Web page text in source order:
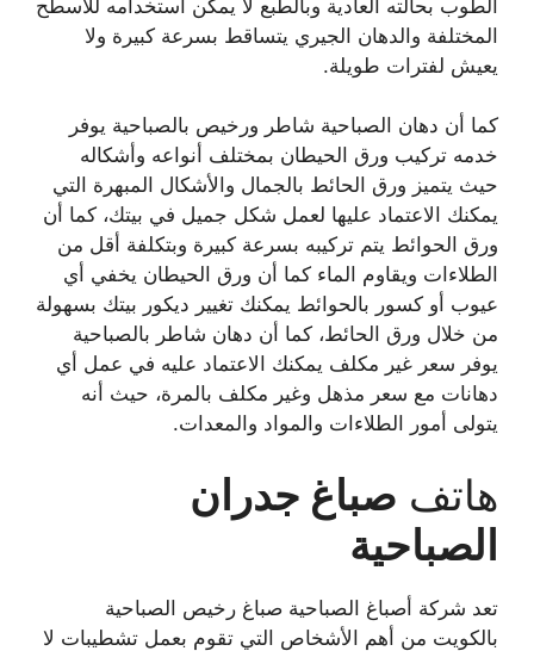
الطوب بحالته العادية وبالطبع لا يمكن استخدامه للأسطح
المختلفة والدهان الجيري يتساقط بسرعة كبيرة ولا
يعيش لفترات طويلة.
كما أن دهان الصباحية شاطر ورخيص بالصباحية يوفر
خدمه تركيب ورق الحيطان بمختلف أنواعه وأشكاله
حيث يتميز ورق الحائط بالجمال والأشكال المبهرة التي
يمكنك الاعتماد عليها لعمل شكل جميل في بيتك، كما أن
ورق الحوائط يتم تركيبه بسرعة كبيرة وبتكلفة أقل من
الطلاءات ويقاوم الماء كما أن ورق الحيطان يخفي أي
عيوب أو كسور بالحوائط يمكنك تغيير ديكور بيتك بسهولة
من خلال ورق الحائط، كما أن دهان شاطر بالصباحية
يوفر سعر غير مكلف يمكنك الاعتماد عليه في عمل أي
دهانات مع سعر مذهل وغير مكلف بالمرة، حيث أنه
يتولى أمور الطلاءات والمواد والمعدات.
هاتف صباغ جدران
الصباحية
تعد شركة أصباغ الصباحية صباغ رخيص الصباحية
بالكويت من أهم الأشخاص التي تقوم بعمل تشطيبات لا